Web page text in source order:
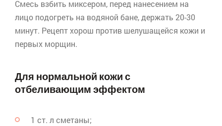
Смесь взбить миксером, перед нанесением на
лицо подогреть на водяной бане, держать 20-30
минут. Рецепт хорош против шелушащейся кожи и
первых морщин.
Для нормальной кожи с
отбеливающим эффектом
1 ст. л сметаны;